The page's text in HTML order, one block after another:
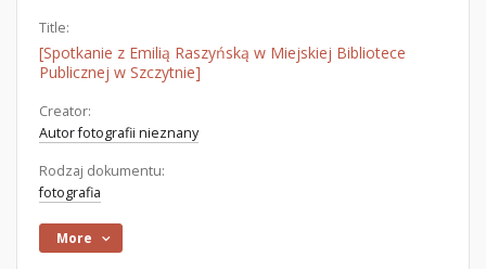
Title:
[Spotkanie z Emilią Raszyńską w Miejskiej Bibliotece
Publicznej w Szczytnie]
Creator:
Autor fotografii nieznany
Rodzaj dokumentu:
fotografia
More